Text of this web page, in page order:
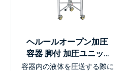
ヘルールオープン加圧
容器 脚付 加圧ユニット
【PCN-F-L-UT】
容器内の液体を圧送する際に